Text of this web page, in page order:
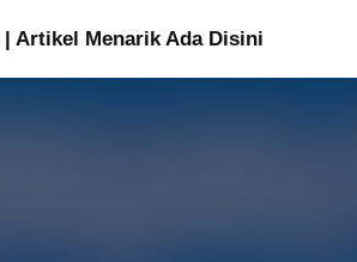
| Artikel Menarik Ada Disini